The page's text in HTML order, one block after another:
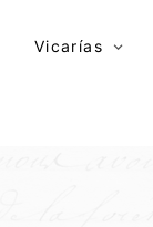
Vicarías